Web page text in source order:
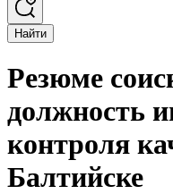
Найти
Резюме
должность
контроля
Балтийске